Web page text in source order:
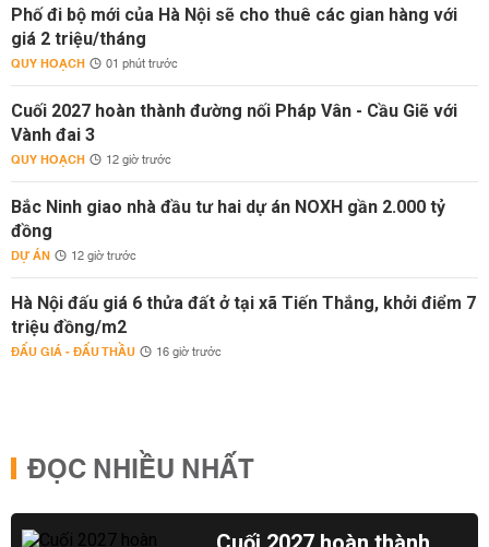
Phố đi bộ mới của Hà Nội sẽ cho thuê các gian hàng với
giá 2 triệu/tháng
QUY HOẠCH 01 phút trước
Cuối 2027 hoàn thành đường nối Pháp Vân - Cầu Giẽ với
Vành đai 3
QUY HOẠCH 12 giờ trước
Bắc Ninh giao nhà đầu tư hai dự án NOXH gần 2.000 tỷ
đồng
DỰ ÁN 12 giờ trước
Hà Nội đấu giá 6 thửa đất ở tại xã Tiến Thắng, khởi điểm 7
triệu đồng/m2
ĐẤU GIÁ - ĐẤU THẦU 16 giờ trước
ĐỌC NHIỀU NHẤT